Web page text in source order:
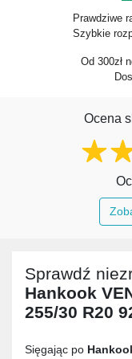
Prawdziwe
Szybkie
Od 300zł
Ocena
Sprawdź
Hankook
255/30 R20
Sięgając po